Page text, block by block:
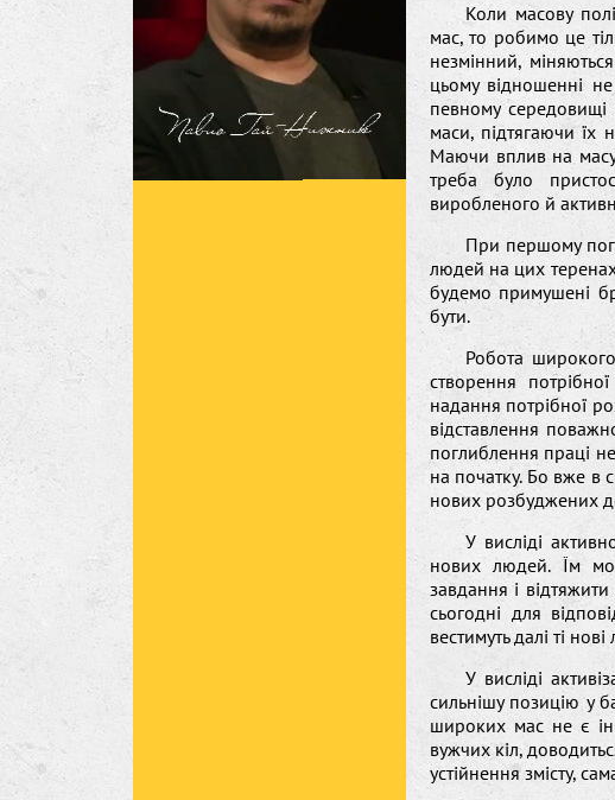
Коли масову
мас, то робимо це
незмінний,
цьому відношенні
певному
маси, підтягаючи їх
Маючи вплив на
треба було
виробленого й
При першому
людей на цих
будемо примушені
бути.
Робота
створення
надання потрібної
відставлення
поглиблення праці
на початку. Бо вже в
нових розбуджених
У висліді
нових людей. Їм
завдання і
сьогодні для
вестимуть далі ті
У висліді
сильнішу позицію у
широких мас не є
вужчих кіл,
устійнення змісту,